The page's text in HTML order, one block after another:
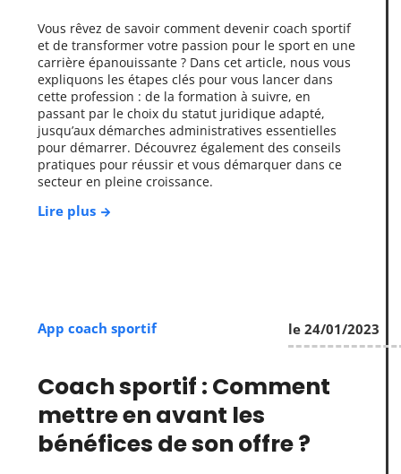
Vous rêvez de savoir comment devenir coach sportif
et de transformer votre passion pour le sport en une
carrière épanouissante ? Dans cet article, nous vous
expliquons les étapes clés pour vous lancer dans
cette profession : de la formation à suivre, en
passant par le choix du statut juridique adapté,
jusqu’aux démarches administratives essentielles
pour démarrer. Découvrez également des conseils
pratiques pour réussir et vous démarquer dans ce
secteur en pleine croissance.
Lire plus
App coach sportif le 24/01/2023
Coach sportif : Comment
mettre en avant les
bénéfices de son offre ?